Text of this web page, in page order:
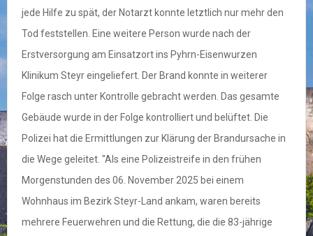
jede Hilfe zu spät, der Notarzt konnte letztlich nur mehr den
Tod feststellen. Eine weitere Person wurde nach der
Erstversorgung am Einsatzort ins Pyhrn-Eisenwurzen
Klinikum Steyr eingeliefert. Der Brand konnte in weiterer
Folge rasch unter Kontrolle gebracht werden. Das gesamte
Gebäude wurde in der Folge kontrolliert und belüftet. Die
Polizei hat die Ermittlungen zur Klärung der Brandursache in
die Wege geleitet. "Als eine Polizeistreife in den frühen
Morgenstunden des 06. November 2025 bei einem
Wohnhaus im Bezirk Steyr-Land ankam, waren bereits
mehrere Feuerwehren und die Rettung, die die 83-jährige